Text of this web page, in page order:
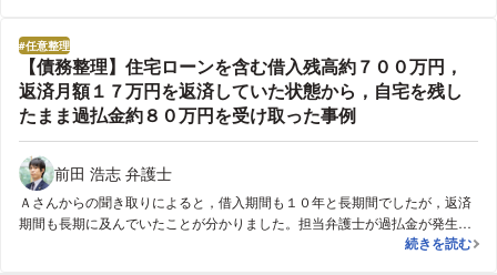
任意整理
【債務整理】住宅ローンを含む借入残高約７００万円，
返済月額１７万円を返済していた状態から，自宅を残し
たまま過払金約８０万円を受け取った事例
前田 浩志 弁護士
Ａさんからの聞き取りによると，借入期間も１０年と長期間でしたが，返済
期間も長期に及んでいたことが分かりました。担当弁護士が過払金が発生し
ている可能性が高いと考え，借入先に対する過払金があるか否かを調査しま
【債務整理】
続きを読む